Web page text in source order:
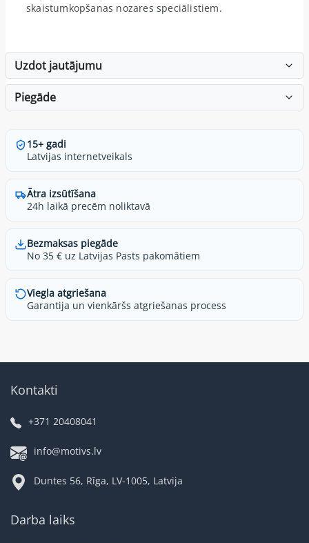
skaistumkopšanas nozares speciālistiem.
Uzdot jautājumu
Piegāde
15+ gadi
Latvijas internetveikals
Ātra izsūtīšana
24h laikā precēm noliktavā
Bezmaksas piegāde
No 35 € uz Latvijas Pasts pakomātiem
Viegla atgriešana
Garantija un vienkāršs atgriešanas process
Kontakti
+371 20408041
info@motivs.lv
Duntes 56, Rīga, LV-1005, Latvija
Darba laiks